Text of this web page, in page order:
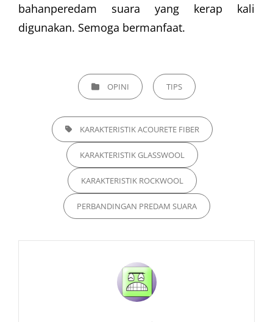
bahanperedam suara yang kerap kali
digunakan. Semoga bermanfaat.
CATEGORIESOPINI TIPS
TAGS, KARAKTERISTIK ACOURETE FIBER
KARAKTERISTIK GLASSWOOL
KARAKTERISTIK ROCKWOOL
PERBANDINGAN PREDAM SUARA